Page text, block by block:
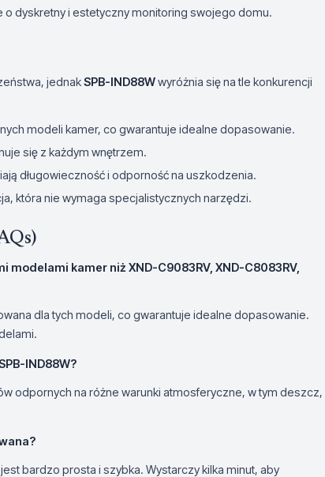
o dyskretny i estetyczny monitoring swojego domu.
jednakSPB-IND88Wwyróżnia się na tle konkurencji
modeli kamer, co gwarantuje idealne dopasowanie.
się z każdym wnętrzem.
długowieczność i odporność na uszkodzenia.
która nie wymaga specjalistycznych narzędzi.
modelami kamer niż XND-C9083RV, XND-C8083RV,
dla tych modeli, co gwarantuje idealne dopasowanie.
IND88W?
odpornych na różne warunki atmosferyczne, w tym deszcz,
bardzo prosta i szybka. Wystarczy kilka minut, aby